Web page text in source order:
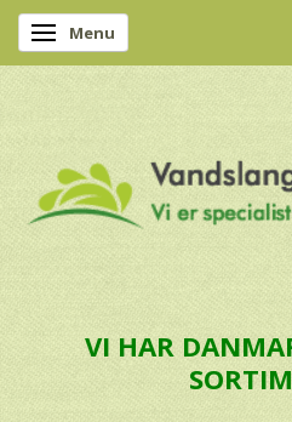
Skifte navigation
Menu
VI HAR